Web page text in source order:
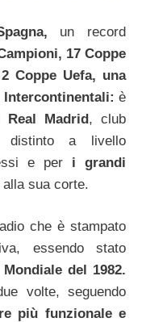
un record
17 Coppe
Coppe Uefa, una
Intercontinentali: è
Real Madrid, club
a livello
e per i grandi
sua corte.
che è stampato
essendo stato
del 1982.
volte, seguendo
più funzionale e